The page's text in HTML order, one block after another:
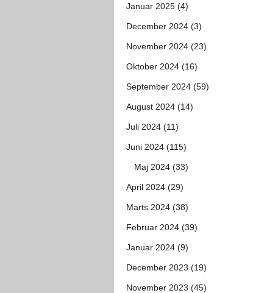
Januar 2025 (4)
December 2024 (3)
November 2024 (23)
Oktober 2024 (16)
September 2024 (59)
August 2024 (14)
Juli 2024 (11)
Juni 2024 (115)
Maj 2024 (33)
April 2024 (29)
Marts 2024 (38)
Februar 2024 (39)
Januar 2024 (9)
December 2023 (19)
November 2023 (45)